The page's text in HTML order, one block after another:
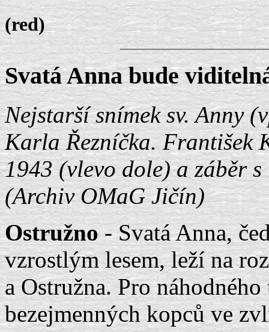
(red)
Svatá Anna bude
Nejstarší snímek sv. Anny
Karla Řezníčka. František
1943 (vlevo dole) a záběr
(Archiv OMaG Jičín)
Ostružno- Svatá Anna,
vzrostlým lesem, leží na
a Ostružna. Pro
bezejmenných kopců ve